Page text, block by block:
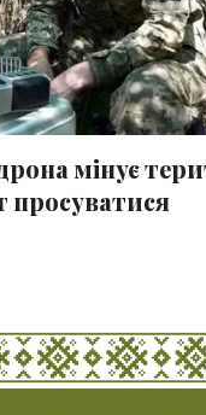
мінує
просуватися